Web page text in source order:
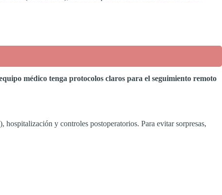
médico tenga protocolos claros para el seguimiento remoto
y controles postoperatorios. Para evitar sorpresas,